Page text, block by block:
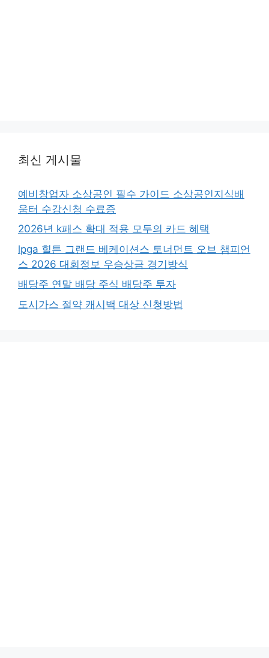
최신 게시물
예비창업자 소상공인 필수 가이드 소상공인지식배
움터 수강신청 수료증
2026년 k패스 확대 적용 모두의 카드 혜택
lpga 힐튼 그랜드 베케이션스 토너먼트 오브 챔피언
스 2026 대회정보 우승상금 경기방식
배당주 연말 배당 주식 배당주 투자
도시가스 절약 캐시백 대상 신청방법